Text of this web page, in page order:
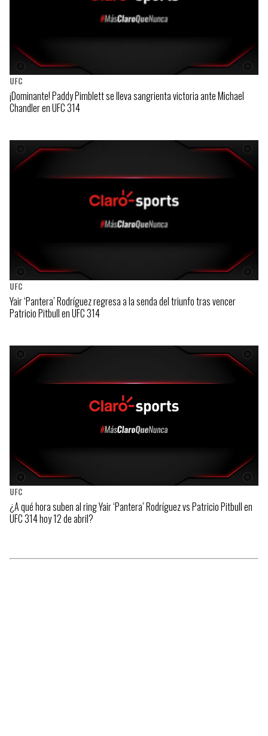
UFC
¡Dominante! Paddy Pimblett se lleva sangrienta victoria ante Michael
Chandler en UFC 314
UFC
Yair ‘Pantera’ Rodríguez regresa a la senda del triunfo tras vencer
Patricio Pitbull en UFC 314
UFC
¿A qué hora suben al ring Yair ‘Pantera’ Rodríguez vs Patricio Pitbull en
UFC 314 hoy 12 de abril?